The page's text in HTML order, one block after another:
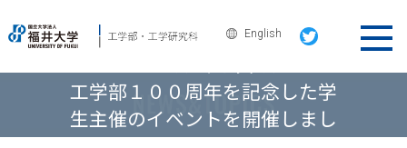
English
工学部１００周年を記念した学
生主催のイベントを開催しまし